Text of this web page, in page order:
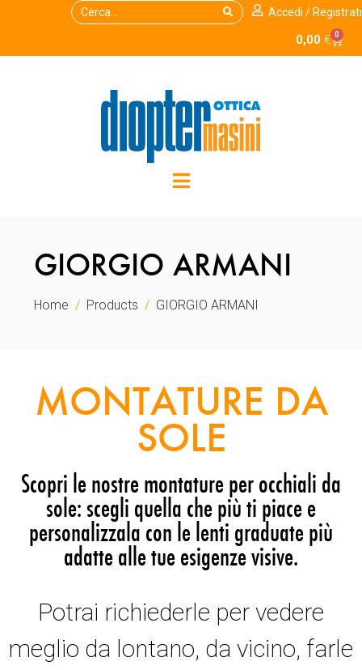
Accedi / Registrati
0,00 € 0
GIORGIO ARMANI
Home Products GIORGIO ARMANI
MONTATURE DA
SOLE
Scopri le nostre montature per occhiali da
sole: scegli quella che più ti piace e
personalizzala con le lenti graduate più
adatte alle tue esigenze visive.
Potrai richiederle per vedere
meglio da lontano, da vicino, farle